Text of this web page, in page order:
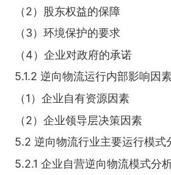
（2）股东权益的保障
（3）环境保护的要求
（4）企业对政府的承诺
5.1.2 逆向物流运行内部影响因
（1）企业自有资源因素
（2）企业领导层决策因素
5.2 逆向物流行业主要运行模式
5.2.1 企业自营逆向物流模式分